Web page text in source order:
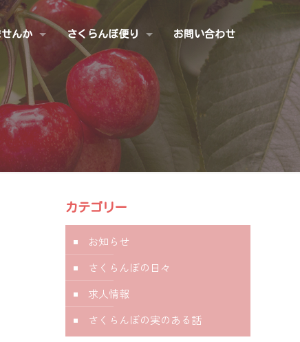
んか さくらんぼ便り お問い合わせ
カテゴリー
お知らせ
さくらんぼの日々
求人情報
さくらんぼの実のある話